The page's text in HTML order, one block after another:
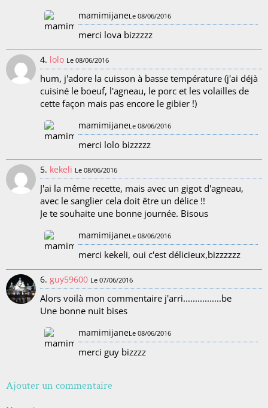
mamimijaneLe 08/06/2016
merci lova bizzzzz
4. lolo Le 08/06/2016
hum, j'adore la cuisson à basse température (j'ai déjà
cuisiné le boeuf, l'agneau, le porc et les volailles de
cette façon mais pas encore le gibier !)
mamimijaneLe 08/06/2016
merci lolo bizzzzz
5. kekeli Le 08/06/2016
J'ai la même recette, mais avec un gigot d'agneau,
avec le sanglier cela doit être un délice !!
Je te souhaite une bonne journée. Bisous
mamimijaneLe 08/06/2016
merci kekeli, oui c'est délicieux,bizzzzzz
6. guy59600 Le 07/06/2016
Alors voilà mon commentaire j'arri................be
Une bonne nuit bises
mamimijaneLe 08/06/2016
merci guy bizzzz
Ajouter un commentaire